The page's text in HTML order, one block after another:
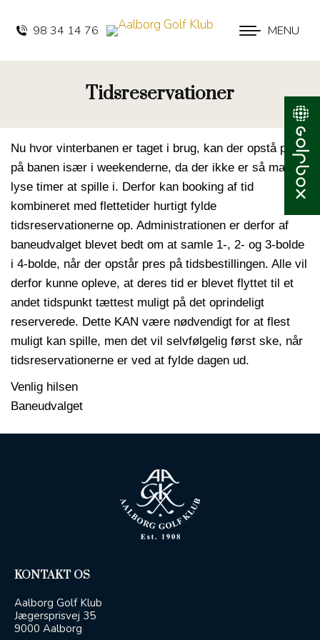
MENU
98 34 14 76
Tidsreservationer
Nu hvor vinterbanen er taget i brug, kan der opstå pres
på banen især i weekenderne, da der ikke er så mange
lyse timer at spille i. Derfor kan booking af tid
kombineret med flettetider hurtigt fylde
tidsreservationerne op. Administrationen er derfor af
baneudvalget blevet bedt om at samle 1-, 2- og 3-bolde
i 4-bolde, når der opstår pres på tidsbestillingen. Alle vil
derfor kunne opleve, at deres tid er blevet flyttet til et
andet tidspunkt tættest muligt på det oprindeligt
reserverede. Dette KAN være nødvendigt for at flest
muligt kan spille, men det vil selvfølgelig først ske, når
tidsreservationerne er ved at fylde dagen ud.
Venlig hilsen
Baneudvalget
KONTAKT OS
Aalborg Golf Klub
Jægersprisvej 35
9000 Aalborg